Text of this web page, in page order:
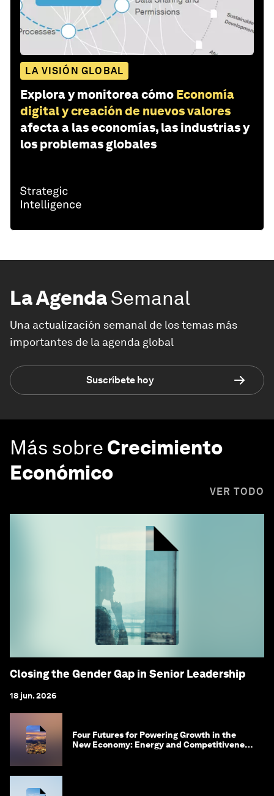
LA VISIÓN GLOBAL
Explora y monitorea cómo Economía
digital y creación de nuevos valores
afecta a las economías, las industrias y
los problemas globales
La AgendaSemanal
Una actualización semanal de los temas más
importantes de la agenda global
Suscríbete hoy
Más sobre Crecimiento
Económico
VER TODO
Closing the Gender Gap in Senior Leadership
18 jun. 2026
Four Futures for Powering Growth in the
New Economy: Energy and Competitiveness